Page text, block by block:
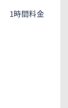
1時間料金